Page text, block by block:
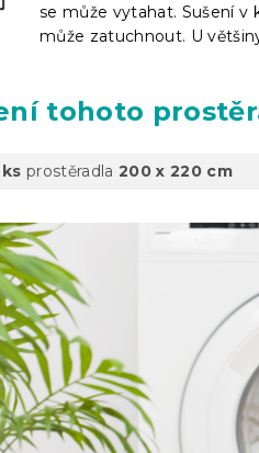
se může vytahat. Sušení v
může zatuchnout. U
tohoto
ks prostěradla200 x 220 cm